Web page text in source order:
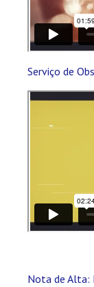
Serviço de
Nota de Alta: